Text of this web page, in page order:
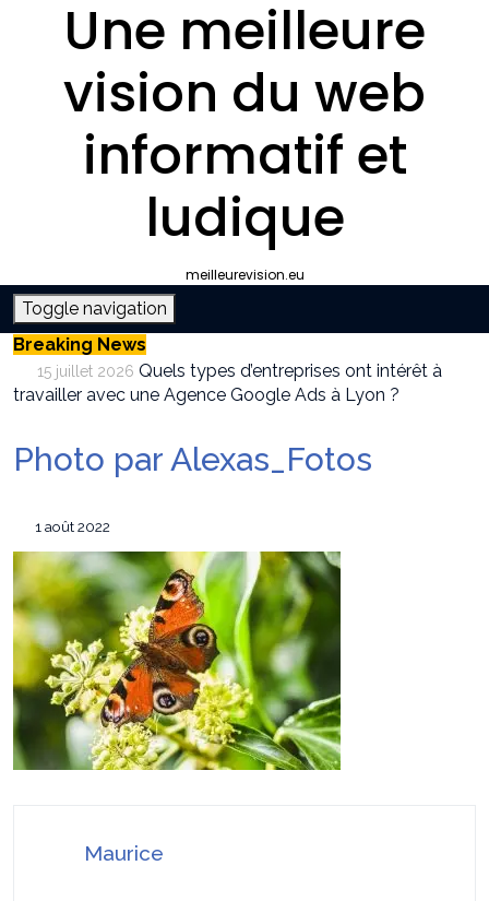
Une meilleure
vision du web
informatif et
ludique
meilleurevision.eu
Toggle navigation
Breaking News
15 juillet 2026 Quels types d’entreprises ont intérêt à
travailler avec une Agence Google Ads à Lyon ?
12 juin 2026 Survivalisme boutique : où acheter son
conférencier idéal pour votre convention annuelle
14 avril 2026 SEO Google Maps Paris : 4 éléments clés
puissants
16 juillet 2026 Pourquoi faire confiance à ADC sécurité
pour la protection de vos biens et de vos proches ?
Photo par Alexas_Fotos
1 août 2022
Maurice